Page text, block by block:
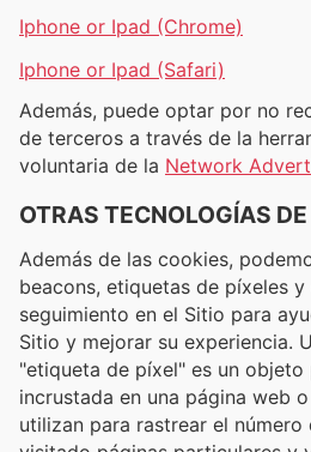
Iphone or Ipad (Chrome)
Iphone or Ipad (Safari)
Además, puede optar por no
de terceros a través de la
voluntaria de la Network
OTRAS TECNOLOGÍAS
Además de las cookies,
beacons, etiquetas de píxeles
seguimiento en el Sitio para
Sitio y mejorar su experiencia.
"etiqueta de píxel" es un objeto
incrustada en una página web
utilizan para rastrear el número